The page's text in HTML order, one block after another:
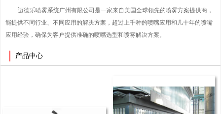
迈德乐喷雾系统广州有限公司是一家来自美国全球领先的喷雾方案提供商，
能提供不同行业、不同应用的解决方案，超过上千种的喷嘴应用和几十年的喷嘴
应用经验，确保为客户提供准确的喷嘴选型和喷雾解决方案。
产品中心